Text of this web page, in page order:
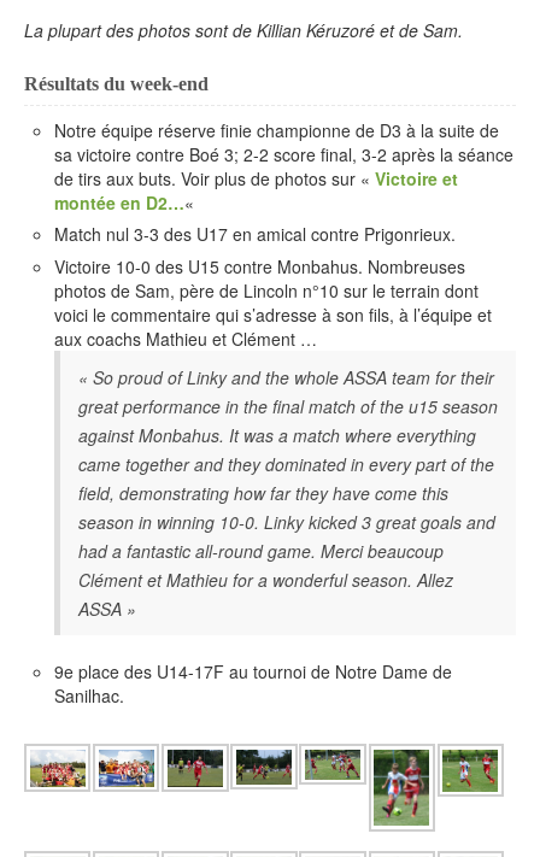
La plupart des photos sont de Killian Kéruzoré et de Sam.
Résultats du week-end
Notre équipe réserve finie championne de D3 à la suite de
sa victoire contre Boé 3; 2-2 score final, 3-2 après la séance
de tirs aux buts. Voir plus de photos sur « Victoire et
montée en D2…«
Match nul 3-3 des U17 en amical contre Prigonrieux.
Victoire 10-0 des U15 contre Monbahus. Nombreuses
photos de Sam, père de Lincoln n°10 sur le terrain dont
voici le commentaire qui s’adresse à son fils, à l’équipe et
aux coachs Mathieu et Clément …
« So proud of Linky and the whole ASSA team for their
great performance in the final match of the u15 season
against Monbahus. It was a match where everything
came together and they dominated in every part of the
field, demonstrating how far they have come this
season in winning 10-0. Linky kicked 3 great goals and
had a fantastic all-round game. Merci beaucoup
Clément et Mathieu for a wonderful season. Allez
ASSA »
9e place des U14-17F au tournoi de Notre Dame de
Sanilhac.